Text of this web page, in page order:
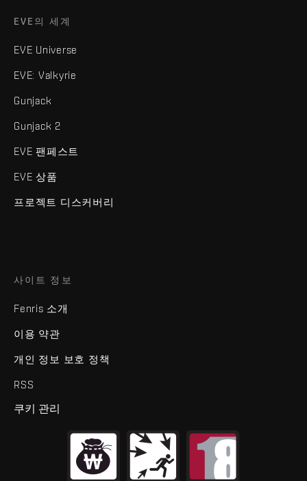
EVE의 세계
EVE Universe
EVE: Valkyrie
Gunjack
Gunjack 2
EVE 팬페스트
EVE 상품
프로젝트 디스커버리
사이트 정보
Fenris 소개
이용 약관
개인 정보 보호 정책
RSS
쿠키 관리